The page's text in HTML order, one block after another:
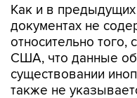
относительно того,
США, что данные
существовании
также не
угрозу